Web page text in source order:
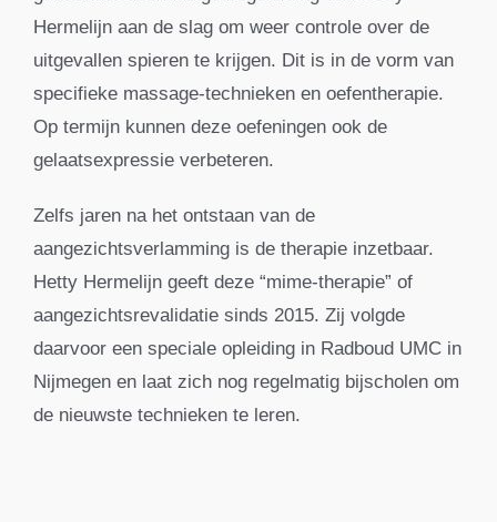
Hermelijn aan de slag om weer controle over de
uitgevallen spieren te krijgen. Dit is in de vorm van
specifieke massage-technieken en oefentherapie.
Op termijn kunnen deze oefeningen ook de
gelaatsexpressie verbeteren.
Zelfs jaren na het ontstaan van de
aangezichtsverlamming is de therapie inzetbaar.
Hetty Hermelijn geeft deze “mime-therapie” of
aangezichtsrevalidatie sinds 2015. Zij volgde
daarvoor een speciale opleiding in Radboud UMC in
Nijmegen en laat zich nog regelmatig bijscholen om
de nieuwste technieken te leren.